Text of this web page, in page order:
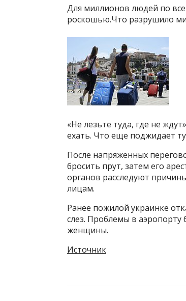
Для миллионов людей по
роскошью.Что разрушило
«Не лезьте туда, где не
ехать. Что еще поджидает
После напряженных
бросить прут, затем его
органов расследуют
лицам.
Ранее пожилой украинке
слез. Проблемы в аэропорту
женщины.
Источник